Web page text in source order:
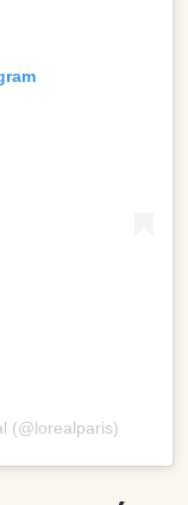
(@lorealparis)